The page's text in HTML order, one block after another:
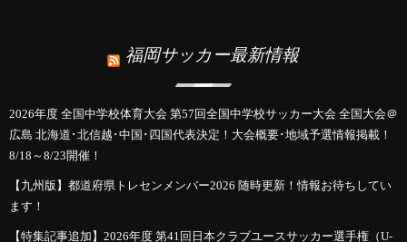
福岡サッカー最新情報
2026年度 全国中学校体育大会 第57回全国中学校サッカー大会 全国大会＠
広島 北海道･北信越･中国･四国代表決定！大会概要･地域予選情報掲載！
8/18～8/23開催！
【九州版】都道府県トレセンメンバー2026 随時更新！情報お待ちしてい
ます！
【特集記事追加】2026年度 第41回日本クラブユースサッカー選手権（U-